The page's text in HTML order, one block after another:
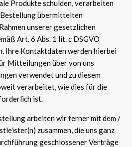
Produkte schulden, verarbeiten
übermittelten
unserer gesetzlichen
Art. 6 Abs. 1 lit. c DSGVO
Ihre Kontaktdaten werden hierbei
Mitteilungen über von uns
verwendet und zu diesem
verarbeitet, wie dies für die
ist.
arbeiten wir ferner mit dem /
zusammen, die uns ganz
geschlossener Verträge